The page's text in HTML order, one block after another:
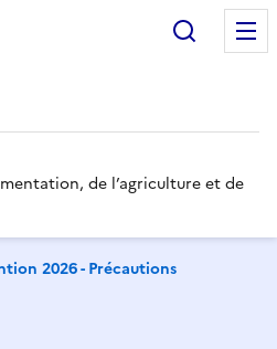
de l’agriculture et de
2026 - Précautions